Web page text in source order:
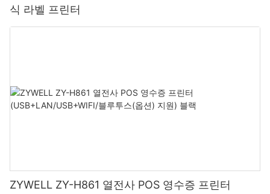
식 라벨 프린터
ZYWELL ZY-H861 열전사 POS 영수증 프린터